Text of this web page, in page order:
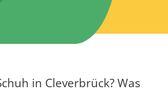
in Cleverbrück? Was